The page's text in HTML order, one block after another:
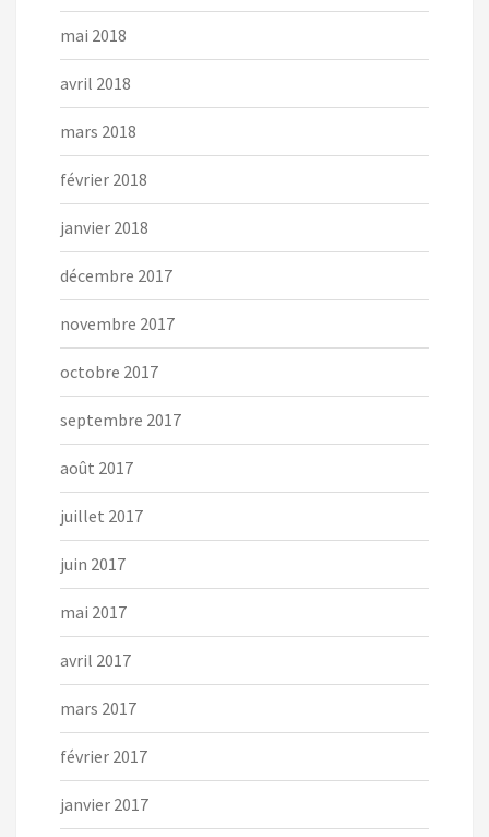
mai 2018
avril 2018
mars 2018
février 2018
janvier 2018
décembre 2017
novembre 2017
octobre 2017
septembre 2017
août 2017
juillet 2017
juin 2017
mai 2017
avril 2017
mars 2017
février 2017
janvier 2017